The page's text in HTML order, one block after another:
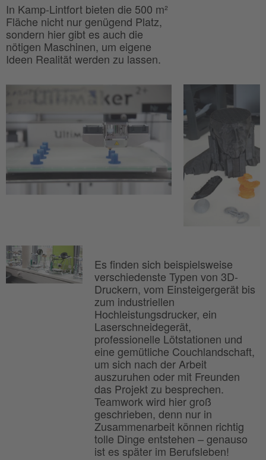
In Kamp-Lintfort bieten die 500 m²
Fläche nicht nur genügend Platz,
sondern hier gibt es auch die
nötigen Maschinen, um eigene
Ideen Realität werden zu lassen.
Es finden sich beispielsweise
verschiedenste Typen von 3D-
Druckern, vom Einsteigergerät bis
zum industriellen
Hochleistungsdrucker, ein
Laserschneidegerät,
professionelle Lötstationen und
eine gemütliche Couchlandschaft,
um sich nach der Arbeit
auszuruhen oder mit Freunden
das Projekt zu besprechen.
Teamwork wird hier groß
geschrieben, denn nur in
Zusammenarbeit können richtig
tolle Dinge entstehen – genauso
ist es später im Berufsleben!